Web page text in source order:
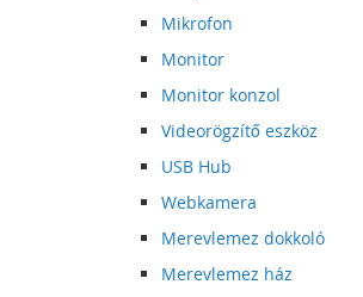
Mikrofon
Monitor
Monitor konzol
Videorögzítő eszköz
USB Hub
Webkamera
Merevlemez dokkoló
Merevlemez ház